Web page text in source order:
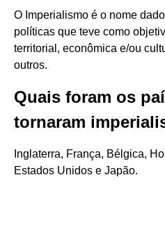
O Imperialismo é o nome
políticas que teve como
territorial, econômica e/ou
outros.
Quais foram os
tornaram
Inglaterra, França, Bélgica,
Estados Unidos e Japão.